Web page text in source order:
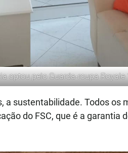
optou peloGuarda-roupa Royale
a sustentabilidade. Todos os
do FSC, que é a garantia